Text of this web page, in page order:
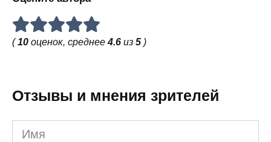
(10 оценок, среднее4.6 из 5 )
Отзывы и мнения зрителей
Имя